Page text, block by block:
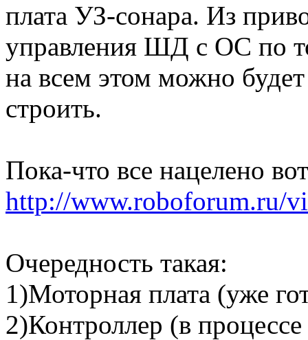
плата УЗ-сонара. Из
управления ШД с ОС по
на всем этом можно
строить.
Пока-что все нацелено
http://www.roboforum.ru/
Очередность такая:
1)Моторная плата (уже
2)Контроллер (в процессе